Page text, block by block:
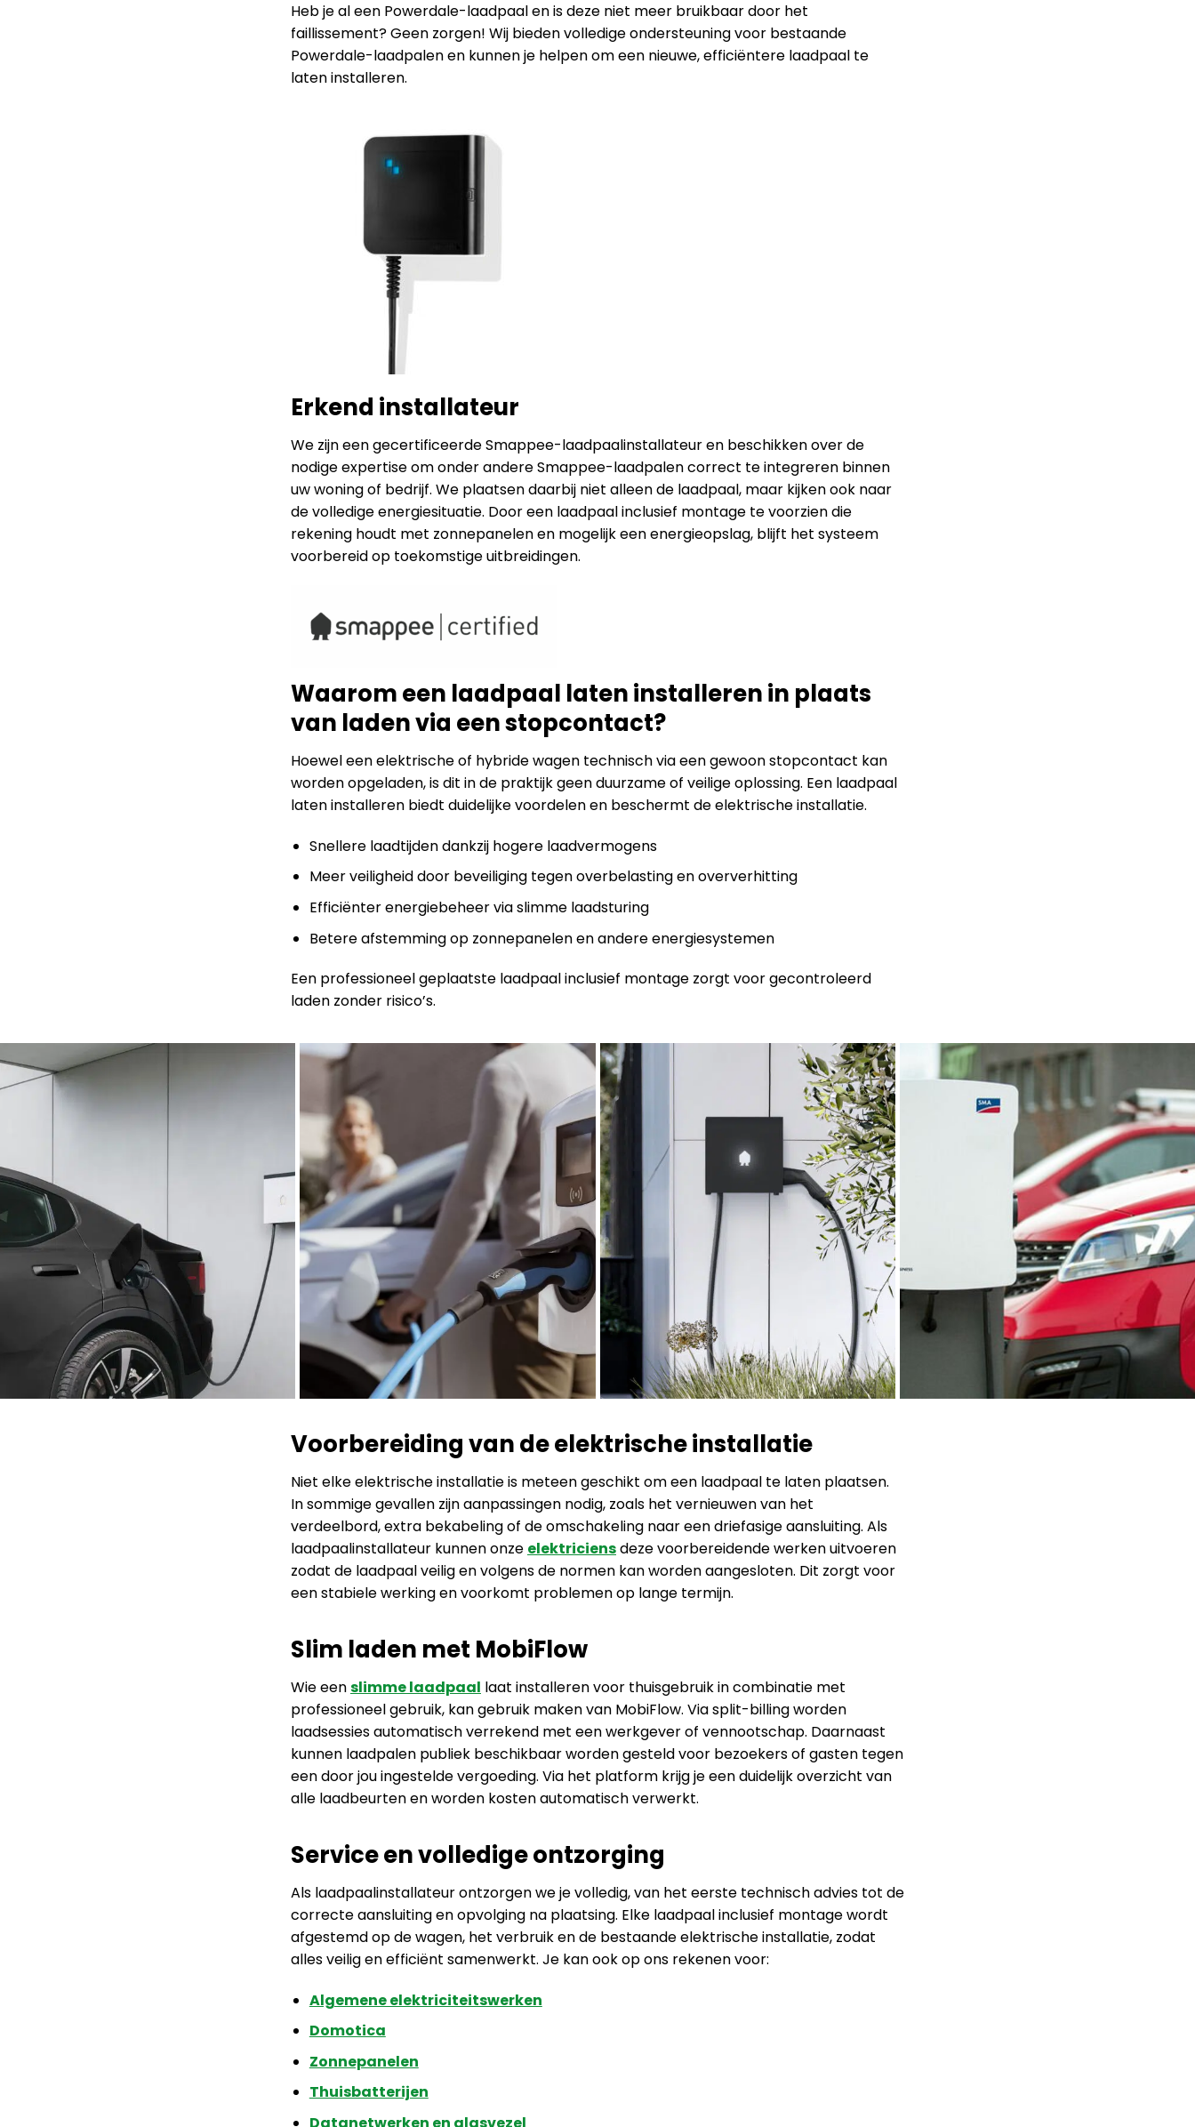
Heb je al een Powerdale-laadpaal en is deze niet meer bruikbaar door het
faillissement? Geen zorgen! Wij bieden volledige ondersteuning voor bestaande
Powerdale-laadpalen en kunnen je helpen om een nieuwe, efficiëntere laadpaal te
laten installeren.
Erkend installateur
We zijn een gecertificeerde Smappee-laadpaalinstallateur en beschikken over de
nodige expertise om onder andere Smappee-laadpalen correct te integreren binnen
uw woning of bedrijf. We plaatsen daarbij niet alleen de laadpaal, maar kijken ook naar
de volledige energiesituatie. Door een laadpaal inclusief montage te voorzien die
rekening houdt met zonnepanelen en mogelijk een energieopslag, blijft het systeem
voorbereid op toekomstige uitbreidingen.
Waarom een laadpaal laten installeren in plaats
van laden via een stopcontact?
Hoewel een elektrische of hybride wagen technisch via een gewoon stopcontact kan
worden opgeladen, is dit in de praktijk geen duurzame of veilige oplossing. Een laadpaal
laten installeren biedt duidelijke voordelen en beschermt de elektrische installatie.
Snellere laadtijden dankzij hogere laadvermogens
Meer veiligheid door beveiliging tegen overbelasting en oververhitting
Efficiënter energiebeheer via slimme laadsturing
Betere afstemming op zonnepanelen en andere energiesystemen
Een professioneel geplaatste laadpaal inclusief montage zorgt voor gecontroleerd
laden zonder risico’s.
Voorbereiding van de elektrische installatie
Niet elke elektrische installatie is meteen geschikt om een laadpaal te laten plaatsen.
In sommige gevallen zijn aanpassingen nodig, zoals het vernieuwen van het
verdeelbord, extra bekabeling of de omschakeling naar een driefasige aansluiting. Als
laadpaalinstallateur kunnen onze elektriciensdeze voorbereidende werken uitvoeren
zodat de laadpaal veilig en volgens de normen kan worden aangesloten. Dit zorgt voor
een stabiele werking en voorkomt problemen op lange termijn.
Slim laden met MobiFlow
Wie eenslimme laadpaal laat installeren voor thuisgebruik in combinatie met
professioneel gebruik, kan gebruik maken van MobiFlow. Via split-billing worden
laadsessies automatisch verrekend met een werkgever of vennootschap. Daarnaast
kunnen laadpalen publiek beschikbaar worden gesteld voor bezoekers of gasten tegen
een door jou ingestelde vergoeding. Via het platform krijg je een duidelijk overzicht van
alle laadbeurten en worden kosten automatisch verwerkt.
Service en volledige ontzorging
Als laadpaalinstallateur ontzorgen we je volledig, van het eerste technisch advies tot de
correcte aansluiting en opvolging na plaatsing. Elke laadpaal inclusief montage wordt
afgestemd op de wagen, het verbruik en de bestaande elektrische installatie, zodat
alles veilig en efficiënt samenwerkt. Je kan ook op ons rekenen voor:
Algemene elektriciteitswerken
Domotica
Zonnepanelen
Thuisbatterijen
Datanetwerken en glasvezel